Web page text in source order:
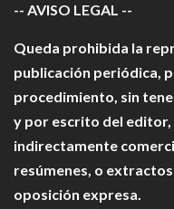
-- AVISO LEGAL --
Queda prohibida la
publicación periódica,
procedimiento, sin
y por escrito del editor,
indirectamente
resúmenes, o
oposición expresa.